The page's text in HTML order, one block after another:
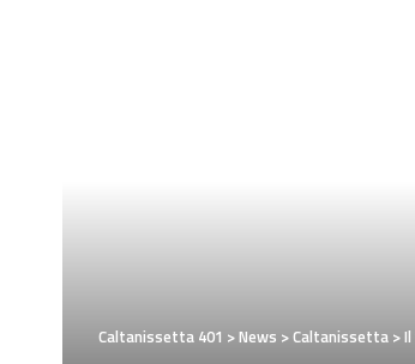
Caltanissetta 401 >News >Caltanissetta >